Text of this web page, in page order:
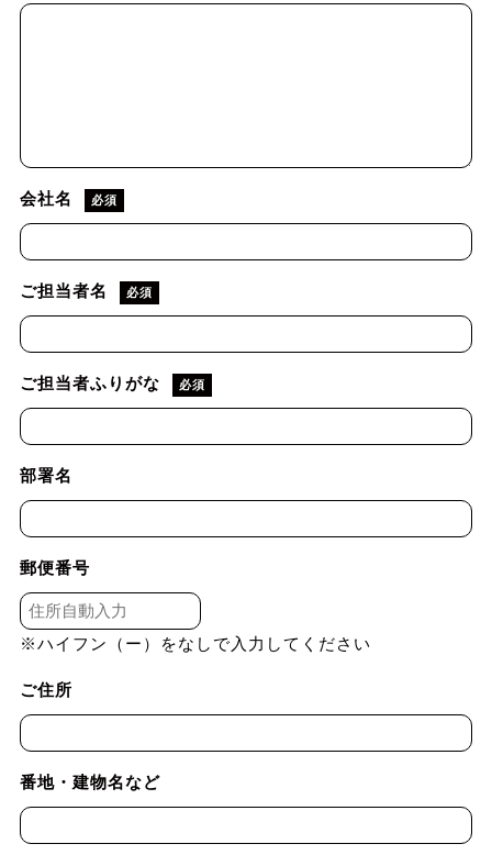
会社名 必須
ご担当者名 必須
ご担当者ふりがな 必須
部署名
郵便番号
※ハイフン（ー）をなしで入力してください
ご住所
番地・建物名など